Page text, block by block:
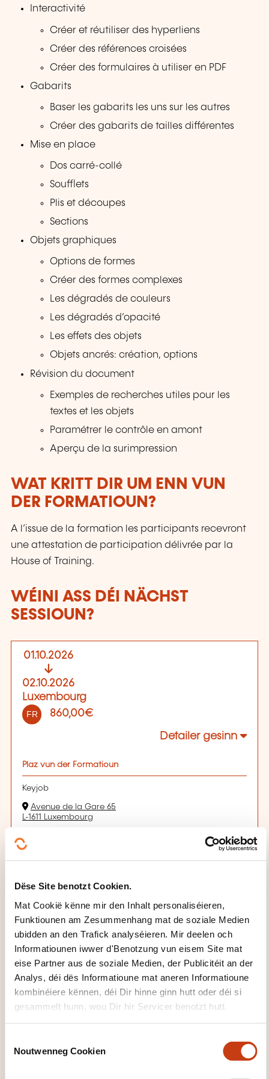
Dëse Site benotzt Cookien.
Mat Cookië kënne mir den Inhalt personaliséieren,
Funktiounen am Zesummenhang mat de soziale Medien
ubidden an den Trafick analyséieren. Mir deelen och
Informatiounen iwwer d'Benotzung vun eisem Site mat
eise Partner aus de soziale Medien, der Publicitéit an der
Analys, déi dës Informatioune mat aneren Informatioune
kombinéiere kënnen, déi Dir hinne ginn hutt oder déi si
gesammelt hunn, wou Dir hir Servicer benotzt hutt.
Noutwenneg Cookien
Interactivité
Créer et réutiliser des hyperliens
Créer des références croisées
Créer des formulaires à utiliser en PDF
Gabarits
Baser les gabarits les uns sur les autres
Créer des gabarits de tailles différentes
Mise en place
Dos carré-collé
Soufflets
Plis et découpes
Sections
Objets graphiques
Options de formes
Créer des formes complexes
Les dégradés de couleurs
Les dégradés d’opacité
Les effets des objets
Objets ancrés: création, options
Révision du document
Exemples de recherches utiles pour les
textes et les objets
Paramétrer le contrôle en amont
Aperçu de la surimpression
WAT KRITT DIR UM ENN VUN
DER FORMATIOUN?
A l’issue de la formation les participants recevront
une attestation de participation délivrée par la
House of Training.
WÉINI ASS DÉI NÄCHST
SESSIOUN?
01.10.2026
02.10.2026
Luxembourg
FR 860,00€
Detailer gesinn
Plaz vun der Formatioun
Keyjob
Avenue de la Gare 65
L-1611 Luxembourg
Début de la séance le 01/10/2026 à 09:00
Début de la séance le 02/10/2026 à 09:00
Location: Key Job S.A.
Leschten Delai fir d'Umeldung
Sech umellen
07.12.2026
Luxembourg